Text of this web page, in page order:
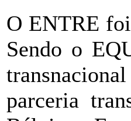
O ENTRE
Sendo o
parceria